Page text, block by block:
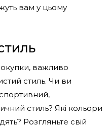
вам у цьому
важливо
стиль. Чи ви
стиль? Які кольори
Розгляньте свій